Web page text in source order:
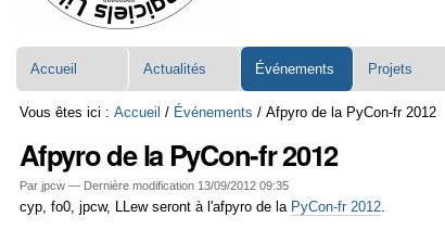
Accueil Actualités Événements Projets
Vous êtes ici : Accueil / Événements /Afpyro de la PyCon-fr 2012
Afpyro de la PyCon-fr 2012
Par jpcw — Dernière modification 13/09/2012 09:35
cyp, fo0, jpcw, LLew seront à l'afpyro de la PyCon-fr 2012.